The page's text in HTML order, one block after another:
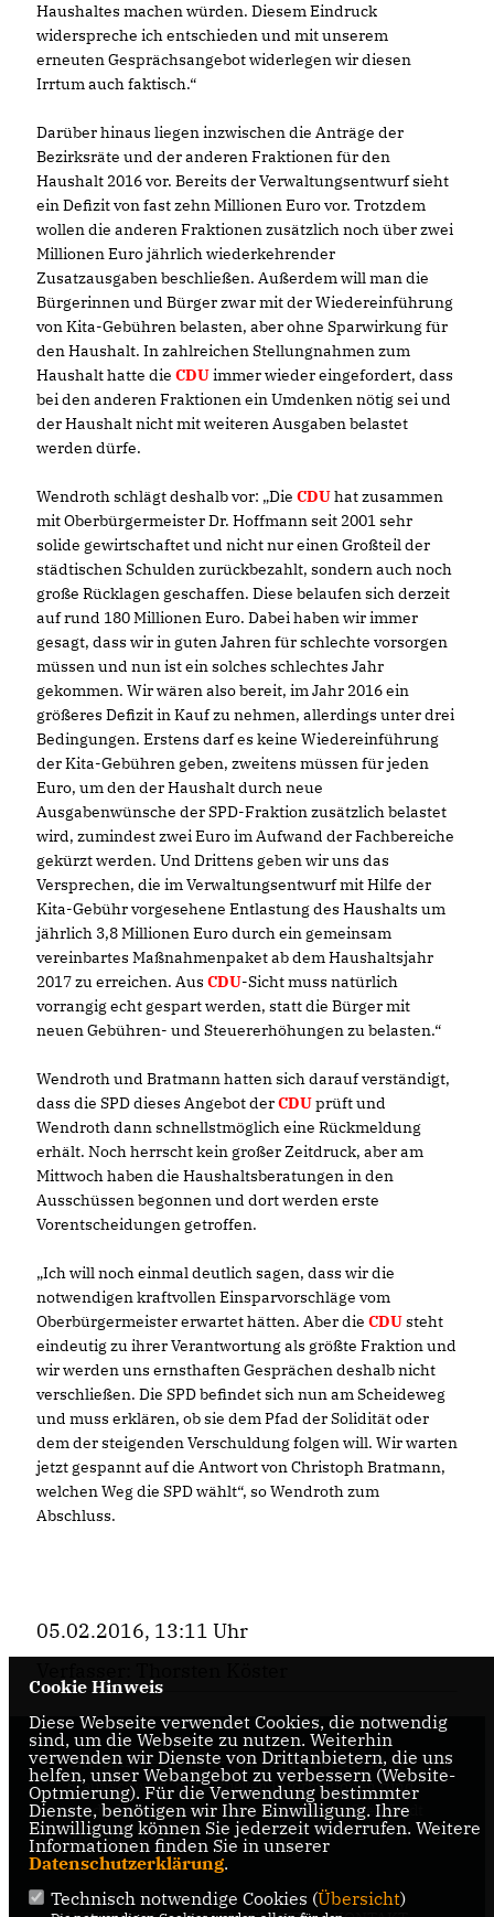
Haushaltes machen würden. Diesem Eindruck
widerspreche ich entschieden und mit unserem
erneuten Gesprächsangebot widerlegen wir diesen
Irrtum auch faktisch.“
Darüber hinaus liegen inzwischen die Anträge der
Bezirksräte und der anderen Fraktionen für den
Haushalt 2016 vor. Bereits der Verwaltungsentwurf sieht
ein Defizit von fast zehn Millionen Euro vor. Trotzdem
wollen die anderen Fraktionen zusätzlich noch über zwei
Millionen Euro jährlich wiederkehrender
Zusatzausgaben beschließen. Außerdem will man die
Bürgerinnen und Bürger zwar mit der Wiedereinführung
von Kita-Gebühren belasten, aber ohne Sparwirkung für
den Haushalt. In zahlreichen Stellungnahmen zum
Haushalt hatte die CDUimmer wieder eingefordert, dass
bei den anderen Fraktionen ein Umdenken nötig sei und
der Haushalt nicht mit weiteren Ausgaben belastet
werden dürfe.
Wendroth schlägt deshalb vor: „Die CDUhat zusammen
mit Oberbürgermeister Dr. Hoffmann seit 2001 sehr
solide gewirtschaftet und nicht nur einen Großteil der
städtischen Schulden zurückbezahlt, sondern auch noch
große Rücklagen geschaffen. Diese belaufen sich derzeit
auf rund 180 Millionen Euro. Dabei haben wir immer
gesagt, dass wir in guten Jahren für schlechte vorsorgen
müssen und nun ist ein solches schlechtes Jahr
gekommen. Wir wären also bereit, im Jahr 2016 ein
größeres Defizit in Kauf zu nehmen, allerdings unter drei
Bedingungen. Erstens darf es keine Wiedereinführung
der Kita-Gebühren geben, zweitens müssen für jeden
Euro, um den der Haushalt durch neue
Ausgabenwünsche der SPD-Fraktion zusätzlich belastet
wird, zumindest zwei Euro im Aufwand der Fachbereiche
gekürzt werden. Und Drittens geben wir uns das
Versprechen, die im Verwaltungsentwurf mit Hilfe der
Kita-Gebühr vorgesehene Entlastung des Haushalts um
jährlich 3,8 Millionen Euro durch ein gemeinsam
vereinbartes Maßnahmenpaket ab dem Haushaltsjahr
2017 zu erreichen. Aus CDU-Sicht muss natürlich
vorrangig echt gespart werden, statt die Bürger mit
neuen Gebühren- und Steuererhöhungen zu belasten.“
Wendroth und Bratmann hatten sich darauf verständigt,
dass die SPD dieses Angebot derCDUprüft und
Wendroth dann schnellstmöglich eine Rückmeldung
erhält. Noch herrscht kein großer Zeitdruck, aber am
Mittwoch haben die Haushaltsberatungen in den
Ausschüssen begonnen und dort werden erste
Vorentscheidungen getroffen.
Ich will noch einmal deutlich sagen, dass wir die
notwendigen kraftvollen Einsparvorschläge vom
Oberbürgermeister erwartet hätten. Aber die CDUsteht
eindeutig zu ihrer Verantwortung als größte Fraktion und
wir werden uns ernsthaften Gesprächen deshalb nicht
verschließen. Die SPD befindet sich nun am Scheideweg
und muss erklären, ob sie dem Pfad der Solidität oder
dem der steigenden Verschuldung folgen will. Wir warten
jetzt gespannt auf die Antwort von Christoph Bratmann,
welchen Weg die SPD wählt“, so Wendroth zum
Abschluss.
05.02.2016, 13:11 Uhr
Internetseite der CDU-Fraktion im Rat der Stadt
Braunschweig, mit aktuellen Informationen rund
um die Kommunalpolitik in der zweitgrößten Stadt
Niedersachsens.
Cookie Hinweis
Diese Webseite verwendet Cookies, die notwendig
sind, um die Webseite zu nutzen. Weiterhin
verwenden wir Dienste von Drittanbietern, die uns
helfen, unser Webangebot zu verbessern (Website-
Optmierung). Für die Verwendung bestimmter
Dienste, benötigen wir Ihre Einwilligung. Ihre
Einwilligung können Sie jederzeit widerrufen. Weitere
Informationen finden Sie in unserer
Datenschutzerklärung.
Technisch notwendige Cookies (Übersicht)